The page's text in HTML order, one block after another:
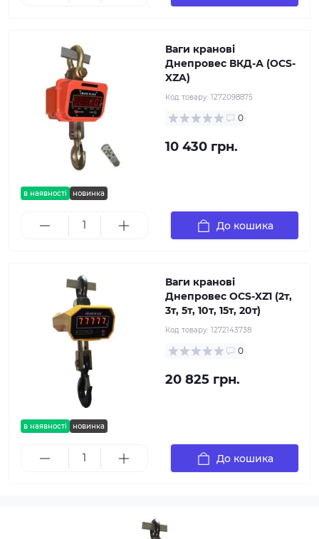
в наявності новинка
Ваги кранові
Днепровес ВКД-А (OCS-
XZA)
Код товару: 1272098875
0
10 430 грн.
До кошика
в наявності новинка
Ваги кранові
Днепровес OCS-XZ1 (2т,
3т, 5т, 10т, 15т, 20т)
Код товару: 1272143738
0
20 825 грн.
До кошика